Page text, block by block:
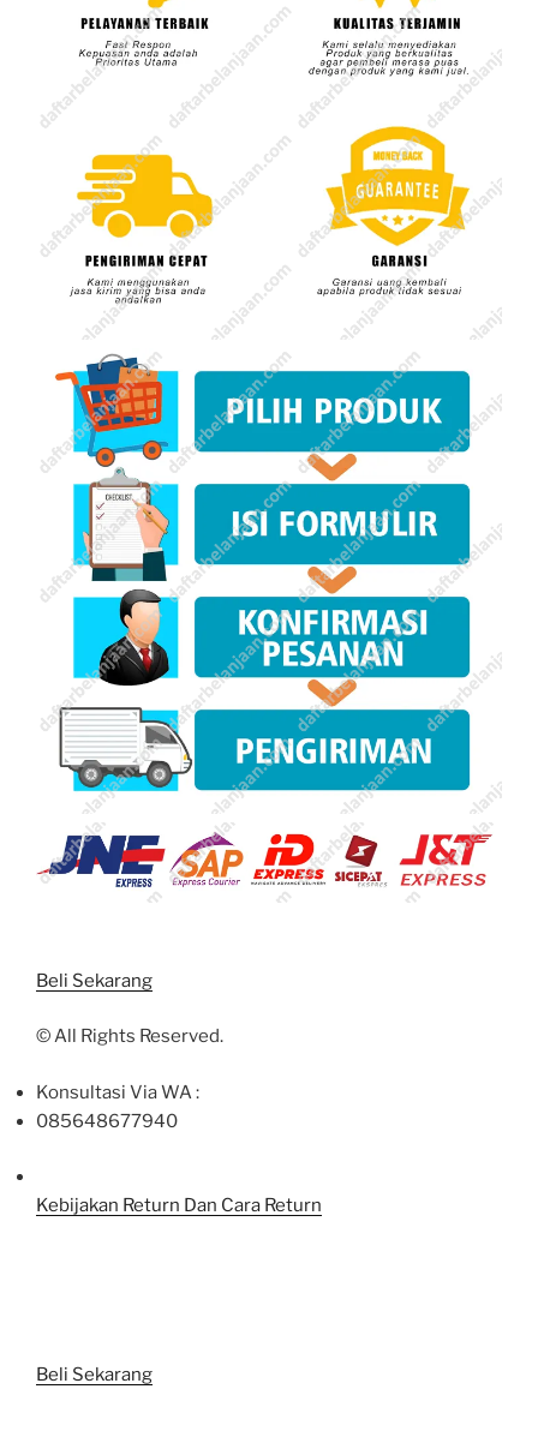
Beli Sekarang
©All Rights Reserved.
Konsultasi Via WA :
085648677940
Kebijakan Return Dan Cara Return
Beli Sekarang